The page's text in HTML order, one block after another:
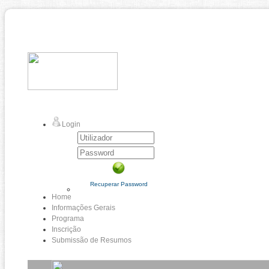
Login
Recuperar Password
Home
Informações Gerais
Programa
Inscrição
Submissão de Resumos